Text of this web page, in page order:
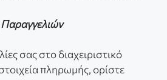
σας στο διαχειριστικό
πληρωμής, ορίστε